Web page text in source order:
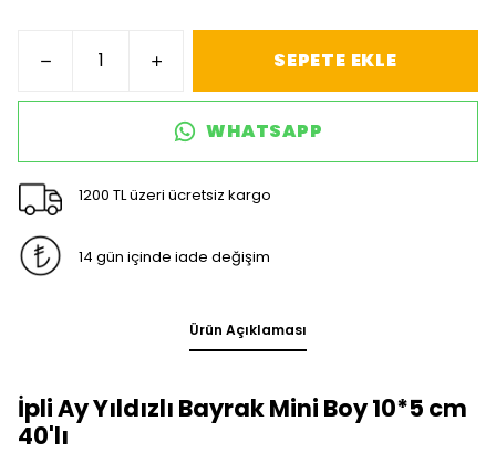
SEPETE EKLE
WHATSAPP
1200 TL üzeri ücretsiz kargo
14 gün içinde iade değişim
Ürün Açıklaması
İpli Ay Yıldızlı Bayrak Mini Boy 10*5 cm
40'lı